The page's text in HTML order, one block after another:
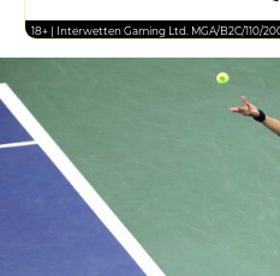
18+ | Interwetten Gaming Ltd. MGA/B2C/110/